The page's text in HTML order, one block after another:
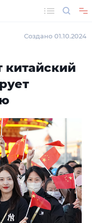
Создано 01.10.2024
китайский